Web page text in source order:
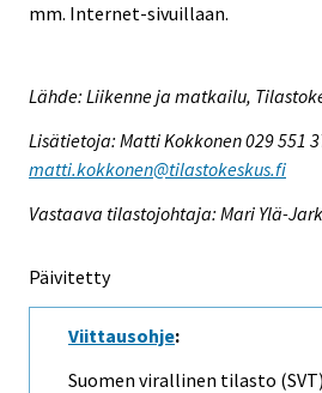
mm. Internet-sivuillaan.
Lähde: Liikenne ja matkailu,
Lisätietoja: Matti Kokkonen 029 551
matti.kokkonen@tilastokeskus.fi
Vastaava tilastojohtaja: Mari Ylä-
Päivitetty
Viittausohje:
Suomen virallinen tilasto